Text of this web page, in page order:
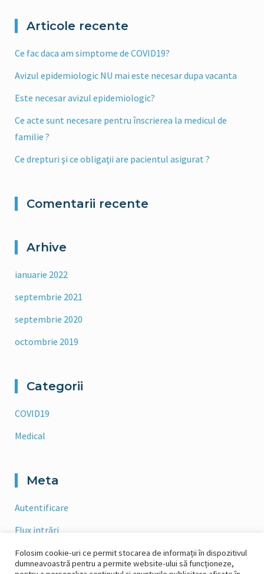
Articole recente
Ce fac daca am simptome de COVID19?
Avizul epidemiologic NU mai este necesar dupa vacanta
Este necesar avizul epidemiologic?
Ce acte sunt necesare pentru înscrierea la medicul de
familie ?
Ce drepturi şi ce obligaţii are pacientul asigurat ?
Comentarii recente
Arhive
ianuarie 2022
septembrie 2021
septembrie 2020
octombrie 2019
Categorii
COVID19
Medical
Meta
Autentificare
Flux intrări
Flux comentarii
Folosim cookie-uri ce permit stocarea de informații în dispozitivul
dumneavoastră pentru a permite website-ului să funcționeze,